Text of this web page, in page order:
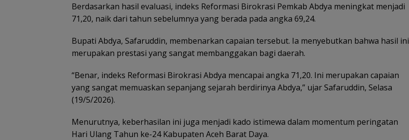
Berdasarkan hasil evaluasi, indeks Reformasi Birokrasi Pemkab Abdya meningkat menjadi
71,20, naik dari tahun sebelumnya yang berada pada angka 69,24.
Bupati Abdya, Safaruddin, membenarkan capaian tersebut. Ia menyebutkan bahwa hasil ini
merupakan prestasi yang sangat membanggakan bagi daerah.
“Benar, indeks Reformasi Birokrasi Abdya mencapai angka 71,20. Ini merupakan capaian
yang sangat memuaskan sepanjang sejarah berdirinya Abdya,” ujar Safaruddin, Selasa
(19/5/2026).
Menurutnya, keberhasilan ini juga menjadi kado istimewa dalam momentum peringatan
Hari Ulang Tahun ke-24 Kabupaten Aceh Barat Daya.